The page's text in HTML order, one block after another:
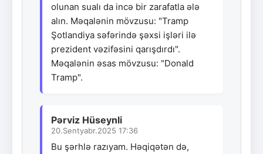
olunan sualı da incə bir zarafatla ələ
alın. Məqalənin mövzusu: "Tramp
Şotlandiya səfərində şəxsi işləri ilə
prezident vəzifəsini qarışdırdı".
Məqalənin əsas mövzusu: "Donald
Tramp".
Pərviz Hüseynli
20.Sentyabr.2025 17:36
Bu şərhlə razıyam. Həqiqətən də,